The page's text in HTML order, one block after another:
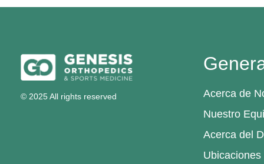
© 2025 All rights reserved
Acerca de
Nuestro
Acerca del
Ubicaciones